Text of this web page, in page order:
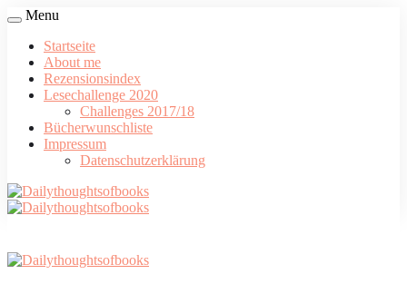
Menu
Startseite
About me
Rezensionsindex
Lesechallenge 2020
Challenges 2017/18
Bücherwunschliste
Impressum
Datenschutzerklärung